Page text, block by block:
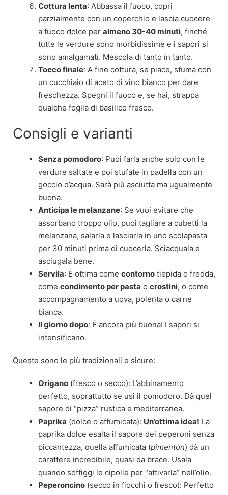
Cottura lenta: Abbassa il fuoco, copri
parzialmente con un coperchio e lascia cuocere
a fuoco dolce per almeno 30-40 minuti, finché
tutte le verdure sono morbidissime e i sapori si
sono amalgamati. Mescola di tanto in tanto.
Tocco finale: A fine cottura, se piace, sfuma con
un cucchiaio di aceto di vino bianco per dare
freschezza. Spegni il fuoco e, se hai, strappa
qualche foglia di basilico fresco.
Consigli e varianti
Senza pomodoro: Puoi farla anche solo con le
verdure saltate e poi stufate in padella con un
goccio d’acqua. Sarà più asciutta ma ugualmente
buona.
Anticipa le melanzane: Se vuoi evitare che
assorbano troppo olio, puoi tagliare a cubetti la
melanzana, salarla e lasciarla in uno scolapasta
per 30 minuti prima di cuocerla. Sciacquala e
asciugala bene.
Servila: È ottima come contorno tiepida o fredda,
come condimento per pasta o crostini, o come
accompagnamento a uova, polenta o carne
bianca.
Il giorno dopo: È ancora più buona! I sapori si
intensificano.
Queste sono le più tradizionali e sicure:
Origano (fresco o secco): L’abbinamento
perfetto, soprattutto se usi il pomodoro. Dà quel
sapore di “pizza” rustica e mediterranea.
Paprika (dolce o affumicata): Un’ottima idea! La
paprika dolce esalta il sapore dei peperoni senza
piccantezza, quella affumicata (pimentón) dà un
carattere incredibile, quasi da brace. Usala
quando soffiggi le cipolle per “attivarla” nell’olio.
Peperoncino (secco in fiocchi o fresco): Perfetto